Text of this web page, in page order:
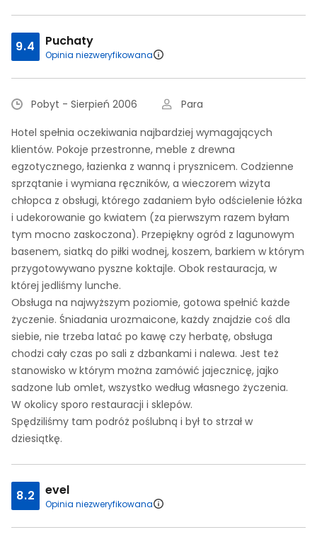
9.4 Puchaty
Opinia niezweryfikowana
Pobyt - Sierpień 2006
Para
Hotel spełnia oczekiwania najbardziej wymagających
klientów. Pokoje przestronne, meble z drewna
egzotycznego, łazienka z wanną i prysznicem. Codzienne
sprzątanie i wymiana ręczników, a wieczorem wizyta
chłopca z obsługi, którego zadaniem było odścielenie łóżka
i udekorowanie go kwiatem (za pierwszym razem byłam
tym mocno zaskoczona). Przepiękny ogród z lagunowym
basenem, siatką do piłki wodnej, koszem, barkiem w którym
przygotowywano pyszne koktajle. Obok restauracja, w
której jedliśmy lunche.
Obsługa na najwyższym poziomie, gotowa spełnić każde
życzenie. Śniadania urozmaicone, każdy znajdzie coś dla
siebie, nie trzeba latać po kawę czy herbatę, obsługa
chodzi cały czas po sali z dzbankami i nalewa. Jest też
stanowisko w którym można zamówić jajecznicę, jajko
sadzone lub omlet, wszystko według własnego życzenia.
W okolicy sporo restauracji i sklepów.
Spędziliśmy tam podróż poślubną i był to strzał w
dziesiątkę.
8.2 evel
Opinia niezweryfikowana